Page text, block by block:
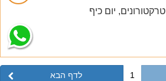
טרקטורונים, יום כיף
חייג
1 לדף הבא